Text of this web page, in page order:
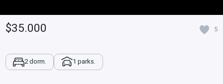
$35.000 5
2 dorm. 1 parks.